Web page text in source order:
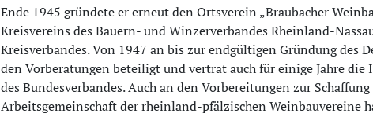
Ende 1945 gründete er erneut den Ortsverein „Braubacher
Kreisvereins des Bauern- und Winzerverbandes Rheinland-
Kreisverbandes. Von 1947 an bis zur endgültigen Gründung des
den Vorberatungen beteiligt und vertrat auch für einige Jahre
des Bundesverbandes. Auch an den Vorbereitungen zur
Arbeitsgemeinschaft der rheinland-pfälzischen Weinbauvereine